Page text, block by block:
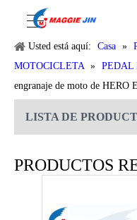
Usted está aquí: Casa »
MOTOCICLETA » PEDAL
engranaje de moto de HERO
LISTA DE
PRODUCTOS